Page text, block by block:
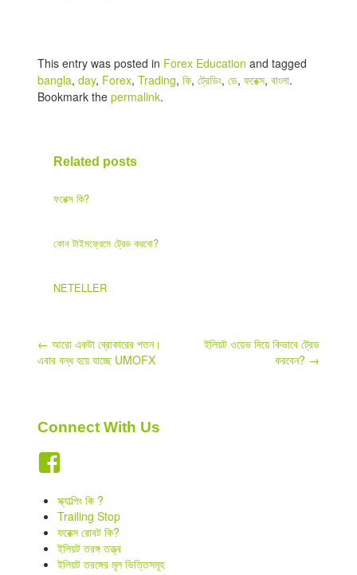
This entry was posted in Forex Education and tagged
bangla,day, Forex,Trading,কি,ট্রেডিং,ডে,ফরেক্স,বাংলা.
Bookmark thepermalink.
Related posts
ফরেক্স কি?
কোন টাইমফ্রেমে ট্রেড করবো?
NETELLER
Post
← আরো একটা ব্রোকারের পতন।
এবার বন্ধ হয়ে যাচ্ছে UMOFX
ইলিয়ট ওয়েভ দিয়ে কিভাবে ট্রেড
করবেন? →
Connect With Us
স্ক্যাল্পিং কি ?
Trailing Stop
ফরেক্স রোবট কি?
ইলিয়ট তরঙ্গ তত্ত্ব
ইলিয়ট তরঙ্গের মূল ভিত্তিসমূহ